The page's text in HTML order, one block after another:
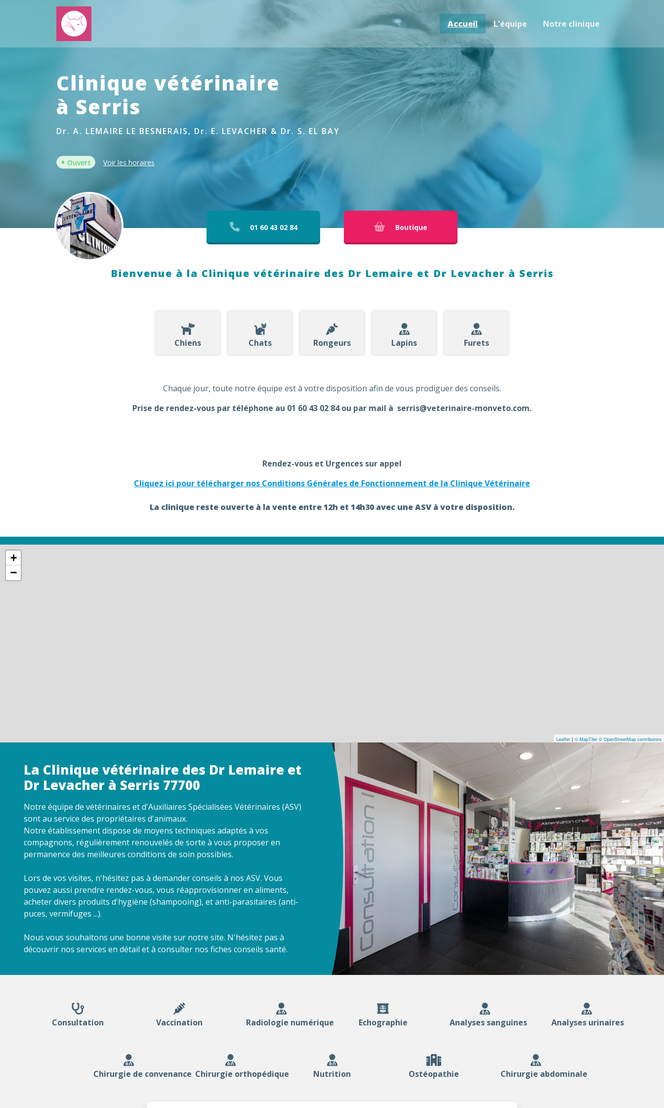
Accueil L'équipe Notre clinique
Clinique vétérinaire
à Serris
Dr. A. LEMAIRE LE BESNERAIS, Dr. E. LEVACHER & Dr. S. EL BAY
• Ouvert Voir les horaires
01 60 43 02 84 Boutique
Bienvenue à la Clinique vétérinaire des Dr Lemaire et Dr Levacher à Serris
Chiens Chats Rongeurs Lapins Furets
Chaque jour, toute notre équipe est à votre disposition afin de vous prodiguer des conseils.
Prise de rendez-vous par téléphone au 01 60 43 02 84 ou par mail à serris@veterinaire-monveto.com.
Rendez-vous et Urgences sur appel
Cliquez ici pour télécharger nos Conditions Générales de Fonctionnement de la Clinique Vétérinaire
La clinique reste ouverte à la vente entre 12h et 14h30 avec une ASV à votre disposition.
+
−
Leaflet | © MapTiler © OpenStreetMap contributors
La Clinique vétérinaire des Dr Lemaire et
Dr Levacher à Serris 77700
Notre équipe de vétérinaires et d'Auxiliaires Spécialisées Vétérinaires (ASV)
sont au service des propriétaires d'animaux.
Notre établissement dispose de moyens techniques adaptés à vos
compagnons, régulièrement renouvelés de sorte à vous proposer en
permanence des meilleures conditions de soin possibles.
Lors de vos visites, n'hésitez pas à demander conseils à nos ASV. Vous
pouvez aussi prendre rendez-vous, vous réapprovisionner en aliments,
acheter divers produits d'hygiène (shampooing), et anti-parasitaires (anti-
puces, vermifuges ...).
Nous vous souhaitons une bonne visite sur notre site. N'hésitez pas à
découvrir nos services en détail et à consulter nos fiches conseils santé.
Consultation Vaccination Radiologie numérique Echographie Analyses sanguines Analyses urinaires
Chirurgie de convenance Chirurgie orthopédique Nutrition Ostéopathie Chirurgie abdominale